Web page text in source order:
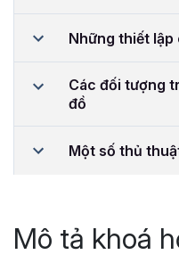
Những thiết lập
Các đối tượng
đồ
Một số thủ
Mô tả khoá